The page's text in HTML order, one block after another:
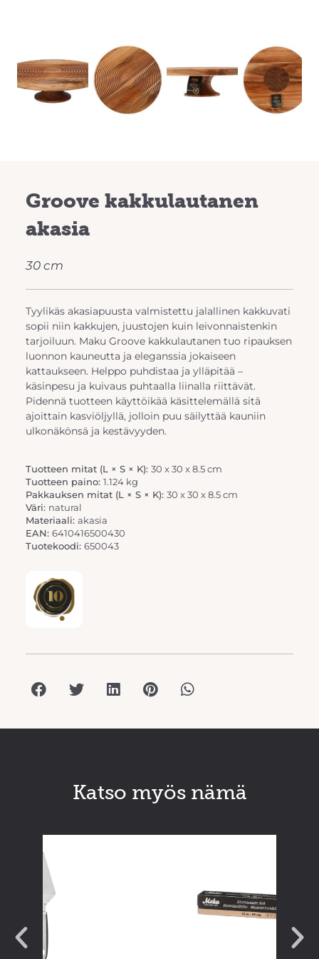
Next
Groove kakkulautanen
akasia
30 cm
Tyylikäs akasiapuusta valmistettu jalallinen kakkuvati
sopii niin kakkujen, juustojen kuin leivonnaistenkin
tarjoiluun. Maku Groove kakkulautanen tuo ripauksen
luonnon kauneutta ja eleganssia jokaiseen
kattaukseen. Helppo puhdistaa ja ylläpitää –
käsinpesu ja kuivaus puhtaalla liinalla riittävät.
Pidennä tuotteen käyttöikää käsittelemällä sitä
ajoittain kasviöljyllä, jolloin puu säilyttää kauniin
ulkonäkönsä ja kestävyyden.
Tuotteen mitat (L × S × K): 30 x 30 x 8.5 cm
Tuotteen paino: 1.124 kg
Pakkauksen mitat (L × S × K): 30 x 30 x 8.5 cm
Väri: natural
Materiaali: akasia
EAN: 6410416500430
Tuotekoodi: 650043
Katso myös nämä